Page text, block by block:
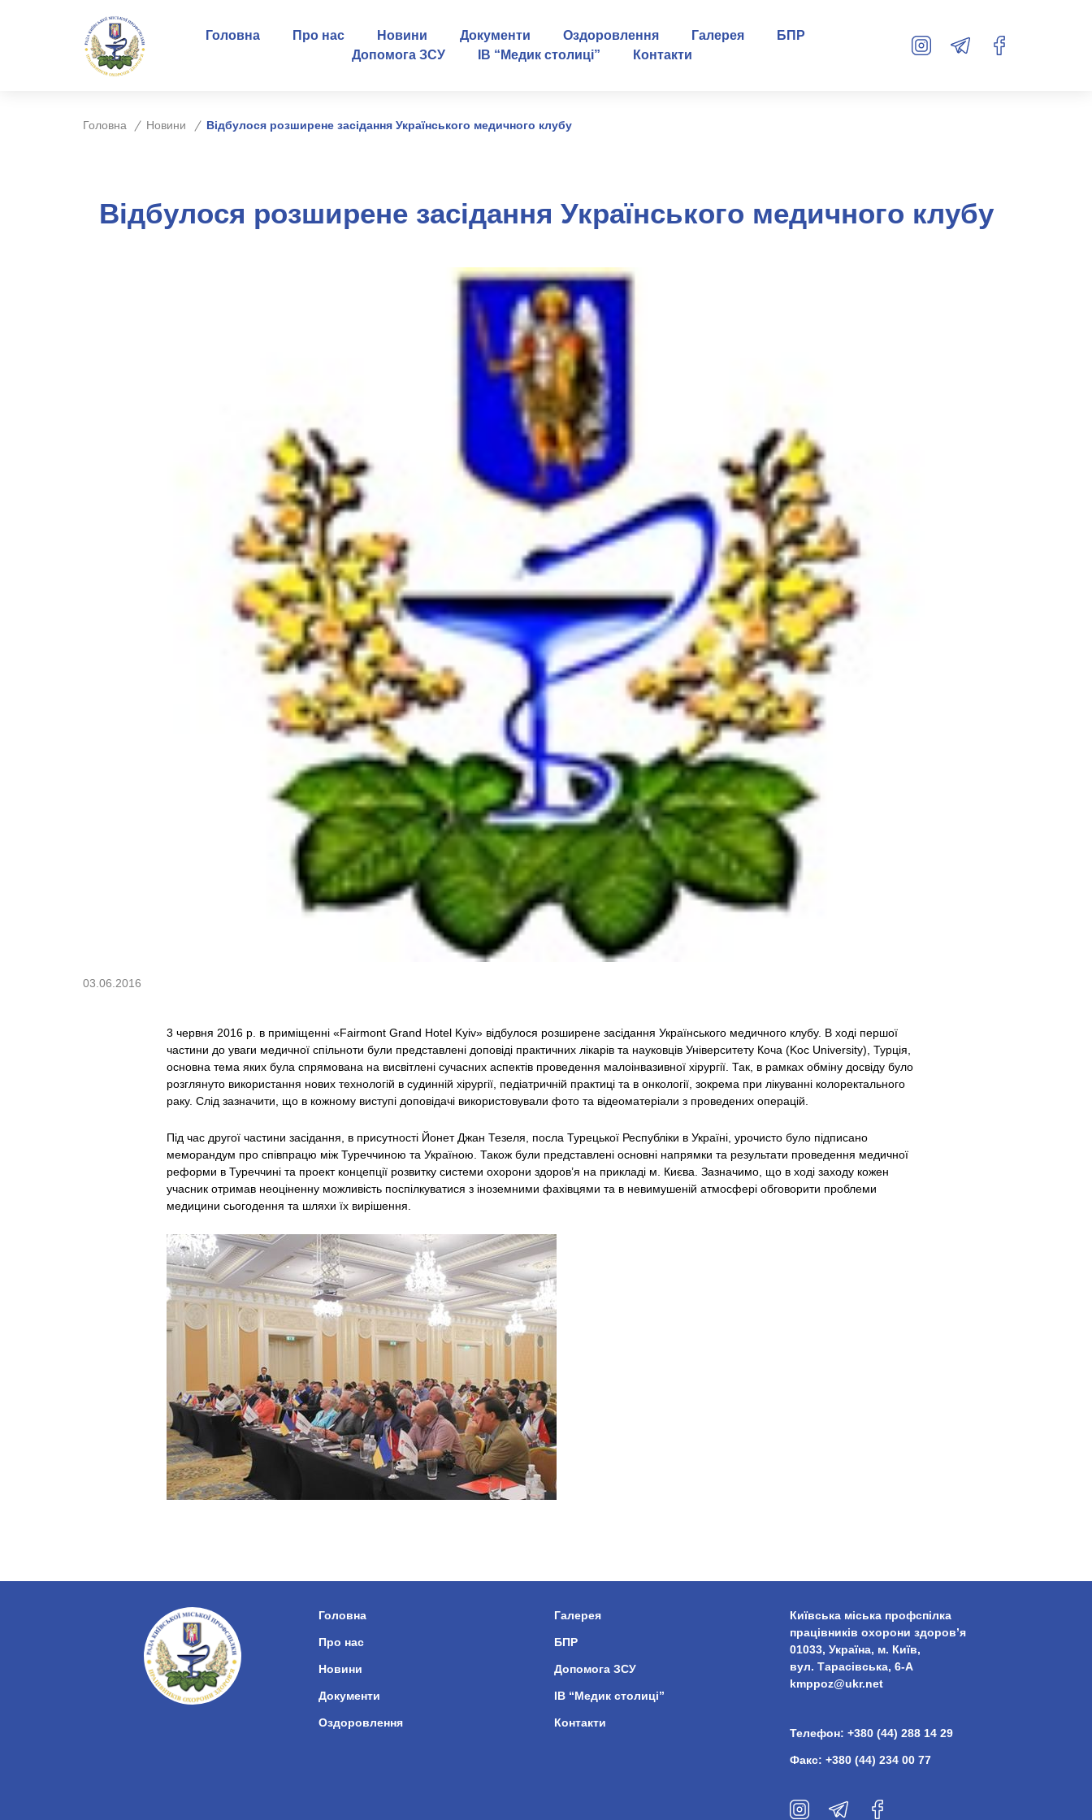
Головна Про нас Новини Документи Оздоровлення Галерея
БПР
Допомога ЗСУ
ІВ “Медик столиці” Контакти
Головна Новини Відбулося розширене засідання Українського медичного клубу
Відбулося розширене засідання Українського медичного клубу
03.06.2016
3 червня 2016 р. в приміщенні «Fairmont Grand Hotel Kyiv» відбулося розширене засідання Українського медичного клубу. В ході першої
частини до уваги медичної спільноти були представлені доповіді практичних лікарів та науковців Університету Коча (Koc University), Турція,
основна тема яких була спрямована на висвітлені сучасних аспектів проведення малоінвазивної хірургії. Так, в рамках обміну досвіду було
розглянуто використання нових технологій в судинній хірургії, педіатричній практиці та в онкології, зокрема при лікуванні колоректального
раку. Слід зазначити, що в кожному виступі доповідачі використовували фото та відеоматеріали з проведених операцій.
Під час другої частини засідання, в присутності Йонет Джан Тезеля, посла Турецької Республіки в Україні, урочисто було підписано
меморандум про співпрацю між Туреччиною та Україною. Також були представлені основні напрямки та результати проведення медичної
реформи в Туреччині та проект концепції розвитку системи охорони здоров’я на прикладі м. Києва. Зазначимо, що в ході заходу кожен
учасник отримав неоціненну можливість поспілкуватися з іноземними фахівцями та в невимушеній атмосфері обговорити проблеми
медицини сьогодення та шляхи їх вирішення.
Головна
Про нас
Новини
Документи
Оздоровлення
Галерея
БПР
Допомога ЗСУ
ІВ “Медик столиці”
Контакти
Київська міська профспілка
працівників охорони здоров’я
01033, Україна, м. Київ,
вул. Тарасівська, 6-А
kmppoz@ukr.net
Телефон: +380 (44) 288 14 29
Факс: +380 (44) 234 00 77